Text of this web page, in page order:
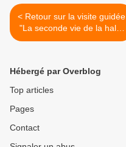
< Retour sur la visite guidée
"La seconde vie de la halle
Pajol" du samedi 19 octobre
Hébergé par Overblog
Top articles
Pages
Contact